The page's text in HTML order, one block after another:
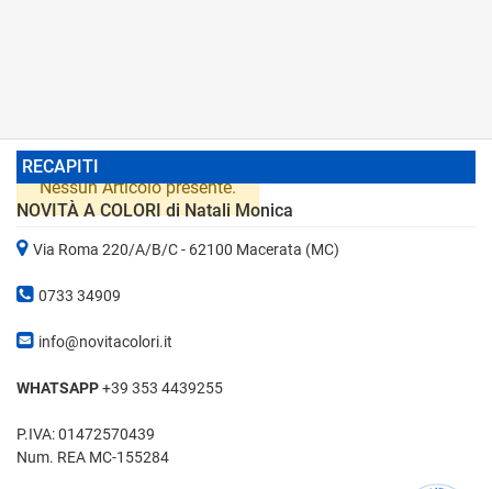
Nessun Articolo presente.
RECAPITI
NOVITÀ A COLORI di Natali Monica
Via Roma 220/A/B/C - 62100 Macerata (MC)
0733 34909
info@novitacolori.it
WHATSAPP+39 353 4439255
P.IVA: 01472570439
Num. REA MC-155284